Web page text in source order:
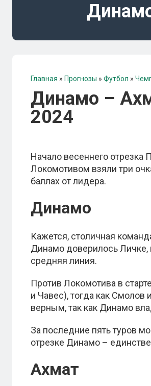
Главная » Прогнозы » Футбол »
Динамо –
2024
Начало весеннего отрезка
Локомотивом взяли три
баллах от лидера.
Динамо
Кажется, столичная
Динамо доверилось Личке,
средняя линия.
Против Локомотива в
и Чавес), тогда как
верным, так как Динамо
За последние пять туров
отрезке Динамо –
Ахмат